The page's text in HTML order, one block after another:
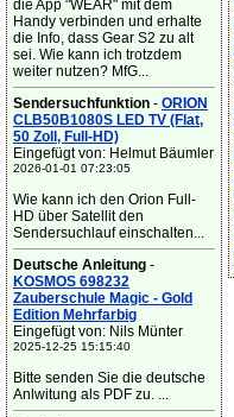
die App "WEAR" mit dem
Handy verbinden und erhalte
die Info, dass Gear S2 zu alt
sei. Wie kann ich trotzdem
weiter nutzen? MfG...
Sendersuchfunktion - ORION
CLB50B1080S LED TV (Flat,
50 Zoll, Full-HD)
Eingefügt von: Helmut Bäumler
2026-01-01 07:23:05
Wie kann ich den Orion Full-
HD über Satellit den
Sendersuchlauf einschalten...
Deutsche Anleitung -
KOSMOS 698232
Zauberschule Magic - Gold
Edition Mehrfarbig
Eingefügt von: Nils Münter
2025-12-25 15:15:40
Bitte senden Sie die deutsche
Anlwitung als PDF zu. ...